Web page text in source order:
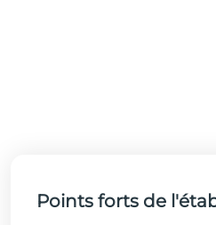
Points forts de